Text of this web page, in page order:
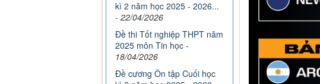
kì 2 năm học 2025 - 2026...
- 22/04/2026
Đề thi Tốt nghiệp THPT năm
2025 môn Tin học -
18/04/2026
Đề cương Ôn tập Cuối học